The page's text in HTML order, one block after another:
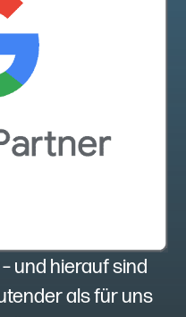
und hierauf sind
als für uns